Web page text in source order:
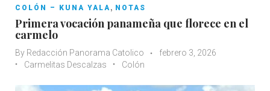
COLÓN – KUNA YALA, NOTAS
Primera vocación panameña que florece en el
carmelo
By Redacción Panorama Catolico
febrero 3, 2026
Carmelitas Descalzas
Colón